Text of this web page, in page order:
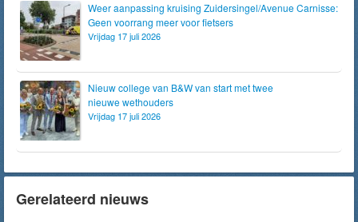
Weer aanpassing kruising Zuidersingel/Avenue Carnisse:
Geen voorrang meer voor fietsers
Vrijdag 17 juli 2026
Nieuw college van B&W van start met twee
nieuwe wethouders
Vrijdag 17 juli 2026
Gerelateerd nieuws